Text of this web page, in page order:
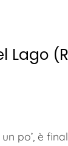
Lago
po’, è